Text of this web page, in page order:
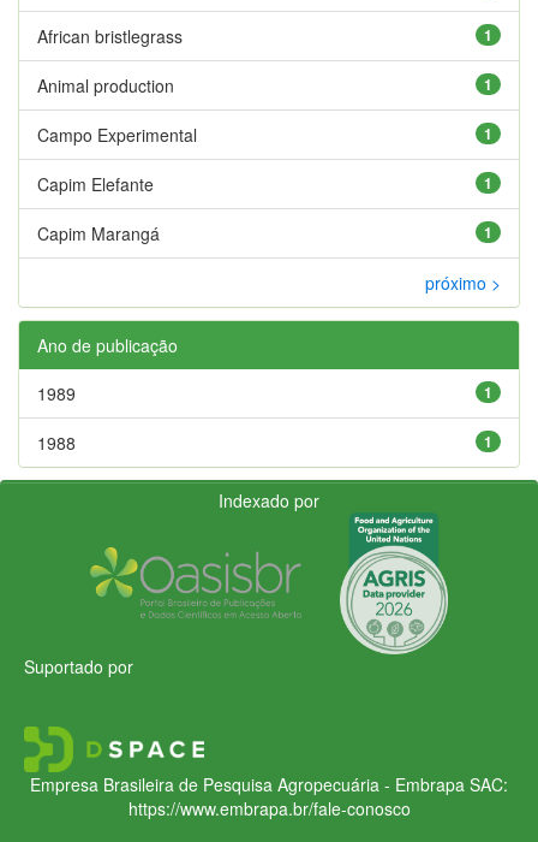
1
African bristlegrass
1
Animal production
1
Campo Experimental
1
Capim Elefante
1
Capim Marangá
próximo >
Ano de publicação
1
1989
1
1988
Indexado por
Suportado por
Empresa Brasileira de Pesquisa Agropecuária - Embrapa SAC:
https://www.embrapa.br/fale-conosco